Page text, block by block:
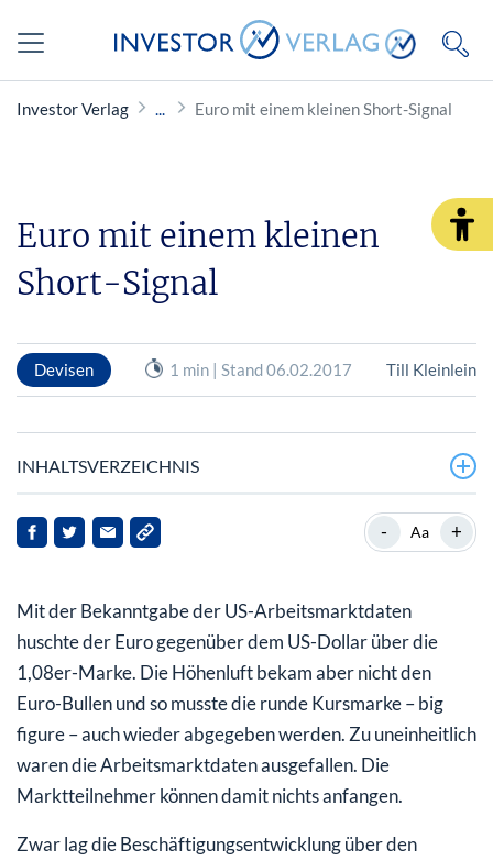
Investor Verlag Euro mit einem kleinen Short-Signal
Euro mit einem kleinen
Short-Signal
Devisen 1 min | Stand 06.02.2017 Till Kleinlein
INHALTSVERZEICHNIS
- Aa +
Mit der Bekanntgabe der US-Arbeitsmarktdaten
huschte der Euro gegenüber dem US-Dollar über die
1,08er-Marke. Die Höhenluft bekam aber nicht den
Euro-Bullen und so musste die runde Kursmarke – big
figure – auch wieder abgegeben werden. Zu uneinheitlich
waren die Arbeitsmarktdaten ausgefallen. Die
Marktteilnehmer können damit nichts anfangen.
Zwar lag die Beschäftigungsentwicklung über den